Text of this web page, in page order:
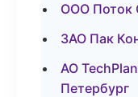
ООО Поток
ЗАО Пак
АО
Петербург